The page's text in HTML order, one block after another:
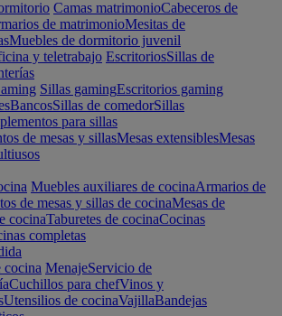
Camas matrimonioCabeceros de
de matrimonioMesitas de
Muebles de dormitorio juvenil
y teletrabajo EscritoriosSillas de
Sillas gamingEscritorios gaming
BancosSillas de comedorSillas
para sillas
de mesas y sillasMesas extensiblesMesas
Muebles auxiliares de cocinaArmarios de
de mesas y sillas de cocinaMesas de
cocinaTaburetes de cocinaCocinas
completas
cocina MenajeServicio de
Cuchillos para chefVinos y
Utensilios de cocinaVajillaBandejas